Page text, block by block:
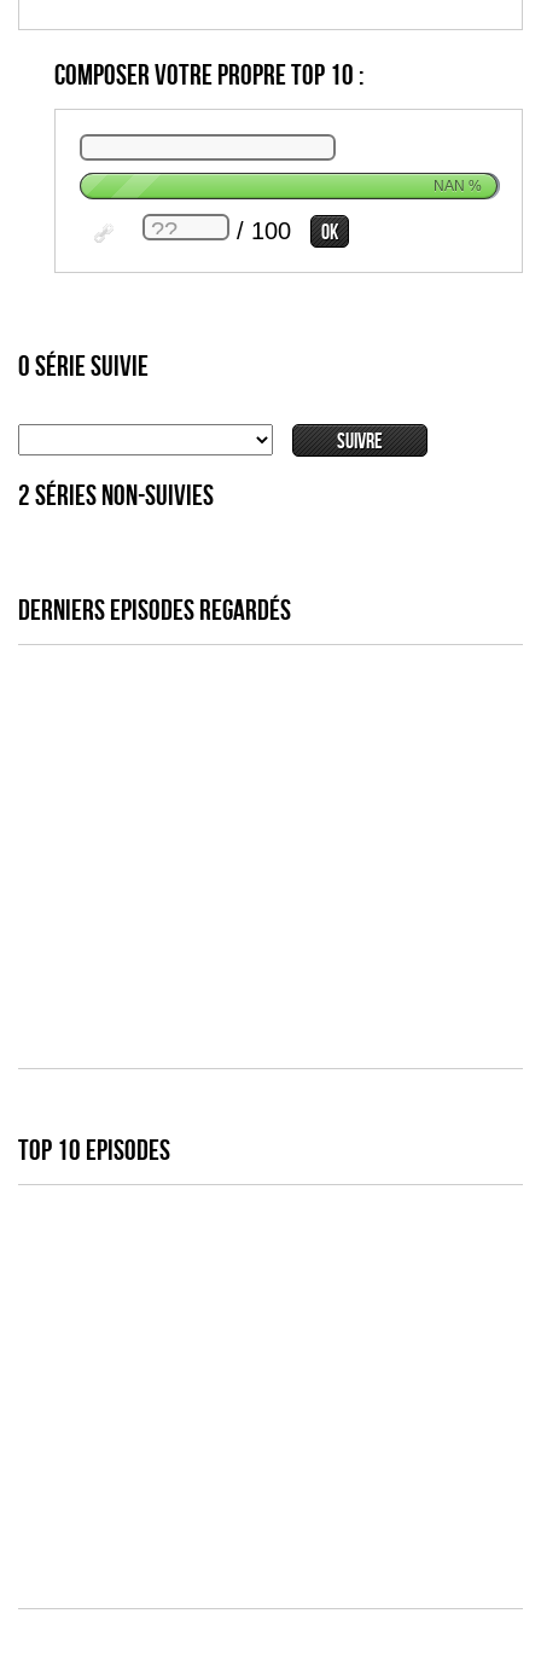
Composer votre propre top 10 :
NAN%
/ 100
0 série suivie
2 séries non-suivies
DERNIERS EPISODES REGARDÉS
TOP 10 EPISODES